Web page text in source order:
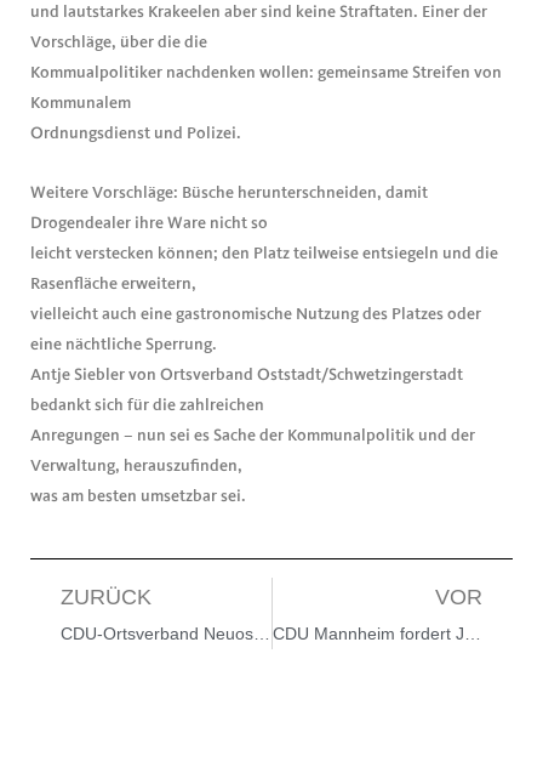
und lautstarkes Krakeelen aber sind keine Straftaten. Einer der
Vorschläge, über die die
Kommualpolitiker nachdenken wollen: gemeinsame Streifen von
Kommunalem
Ordnungsdienst und Polizei.
Weitere Vorschläge: Büsche herunterschneiden, damit
Drogendealer ihre Ware nicht so
leicht verstecken können; den Platz teilweise entsiegeln und die
Rasenfläche erweitern,
vielleicht auch eine gastronomische Nutzung des Platzes oder
eine nächtliche Sperrung.
Antje Siebler von Ortsverband Oststadt/Schwetzingerstadt
bedankt sich für die zahlreichen
Anregungen – nun sei es Sache der Kommunalpolitik und der
Verwaltung, herauszufinden,
was am besten umsetzbar sei.
ZURÜCK VOR